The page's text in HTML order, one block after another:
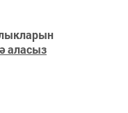
аласыз